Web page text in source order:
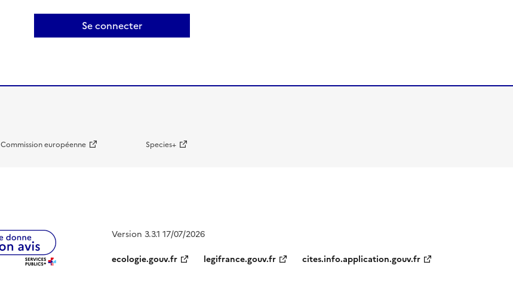
Se connecter
Commission européenne Species+
Version 3.3.1 17/07/2026
ecologie.gouv.fr
legifrance.gouv.fr cites.info.application.gouv.fr